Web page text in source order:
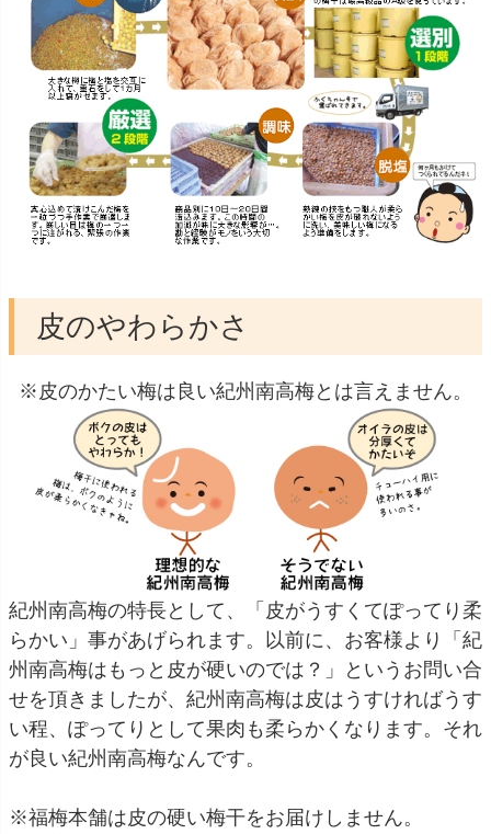
皮のやわらかさ
※皮のかたい梅は良い紀州南高梅とは言えません。
紀州南高梅の特長として、「皮がうすくてぽってり柔
らかい」事があげられます。以前に、お客様より「紀
州南高梅はもっと皮が硬いのでは？」というお問い合
せを頂きましたが、紀州南高梅は皮はうすければうす
い程、ぽってりとして果肉も柔らかくなります。それ
が良い紀州南高梅なんです。
※福梅本舗は皮の硬い梅干をお届けしません。